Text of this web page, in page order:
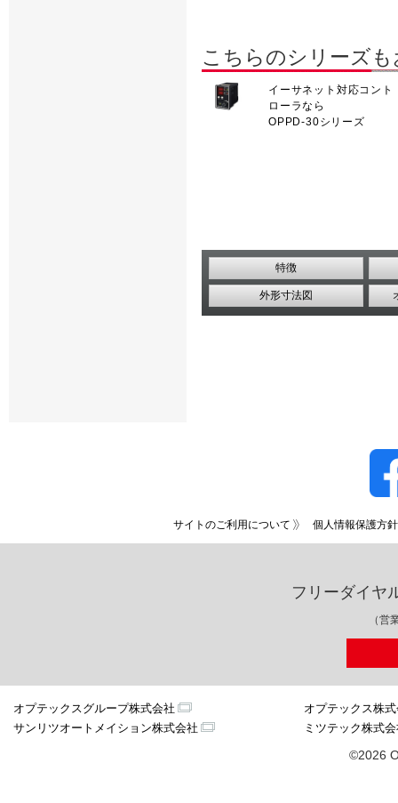
こちらのシリーズ
イーサネット対応コント
ローラなら
OPPD-30シリーズ
特徴
外形寸法図
サイトのご利用について 個人情報保護方針
フリーダイヤ
（営
オプテックスグループ株式会社
オプテックス株
サンリツオートメイション株式会社
ミツテック株式
©2026